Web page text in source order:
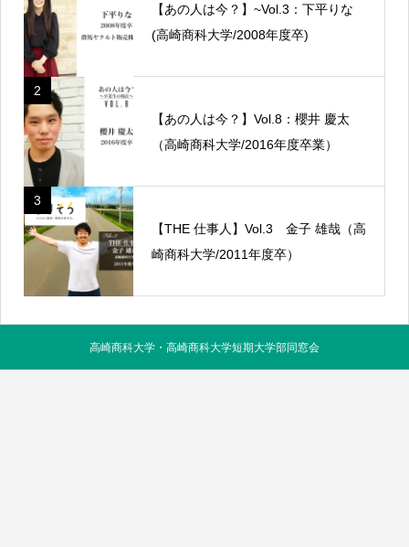
【あの人は今？】~Vol.3：下平りな
(高崎商科大学/2008年度卒)
2
【あの人は今？】Vol.8：櫻井 慶太
（高崎商科大学/2016年度卒業）
3
【THE 仕事人】Vol.3 金子 雄哉（高
崎商科大学/2011年度卒）
高崎商科大学・高崎商科大学短期大学部同窓会